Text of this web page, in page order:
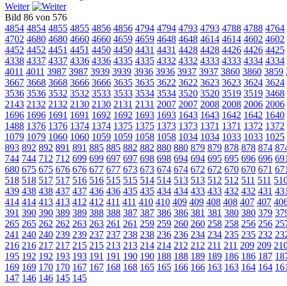
Weiter
Bild 86 von 576
4854 4854 4855 4855 4856 4856 4794 4794 4793 4793 4788 4788 4764
4702 4680 4680 4660 4660 4659 4659 4648 4648 4614 4614 4602 4602
4452 4452 4451 4451 4450 4450 4431 4431 4428 4428 4426 4426 4425
4338 4337 4337 4336 4336 4335 4335 4332 4332 4333 4333 4334 4334
4011 4011 3987 3987 3939 3939 3936 3936 3937 3937 3860 3860 3859
3667 3668 3668 3666 3666 3635 3635 3622 3622 3623 3623 3624 3624
3536 3536 3532 3532 3533 3533 3534 3534 3520 3520 3519 3519 3468
2143 2132 2132 2130 2130 2131 2131 2007 2007 2008 2008 2006 2006
1696 1696 1691 1691 1692 1692 1693 1693 1643 1643 1642 1642 1640
1488 1376 1376 1374 1374 1375 1375 1373 1373 1371 1371 1372 1372
1079 1079 1060 1060 1059 1059 1058 1058 1034 1034 1033 1033 1025
893 892 892 891 891 885 885 882 882 880 880 879 879 878 878 874
744 744 712 712 699 699 697 697 698 698 694 694 695 695 696 696 691
680 675 675 676 676 677 677 673 673 674 674 672 672 670 670 671 671
518 518 517 517 516 516 515 515 514 514 513 513 512 512 511 511
439 438 438 437 437 436 436 435 435 434 434 433 433 432 432 431 431
414 414 413 413 412 412 411 411 410 410 409 409 408 408 407 407
391 390 390 389 389 388 388 387 387 386 386 381 381 380 380 379
265 265 262 262 263 263 261 261 259 259 260 260 258 258 256 256
241 240 240 239 239 237 237 238 238 236 236 234 234 235 235 232
216 216 217 217 215 215 213 213 214 214 212 212 211 211 209 209
195 192 192 193 193 191 191 190 190 188 188 189 189 186 186 187
169 169 170 170 167 167 168 168 165 165 166 166 163 163 164 164 161
147 146 146 145 145